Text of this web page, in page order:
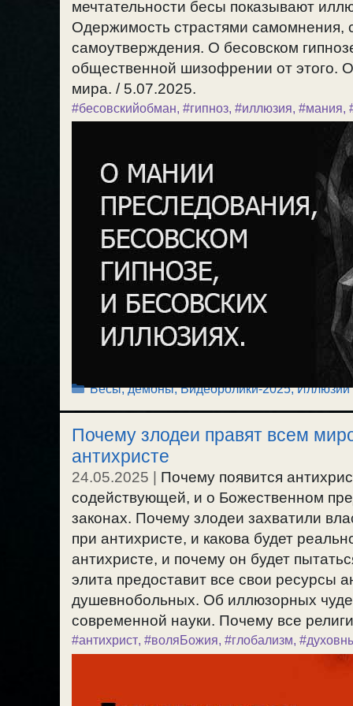
мечтательности бесы показывают
Одержимость страстями самомнения,
самоутверждения. О бесовском
общественной шизофрении от этого.
мира. / 5.07.2025.
#бесовскийобман, #гипноз, #иллюзия, #мания,
Рубрики
Бесы, демоны,Видеоролики-2025,Иллюзии
Почему злодеи правят всем
антихристе
24.05.2025
Почему появится
содействующей, и о Божественном
законах. Почему злодеи захватили
при антихристе, и какова будет
антихристе, и почему он будет
элита предоставит все свои ресурсы
душевнобольных. Об иллюзорных
современной науки. Почему все
#антихрист, #воляБожия, #глобализм,